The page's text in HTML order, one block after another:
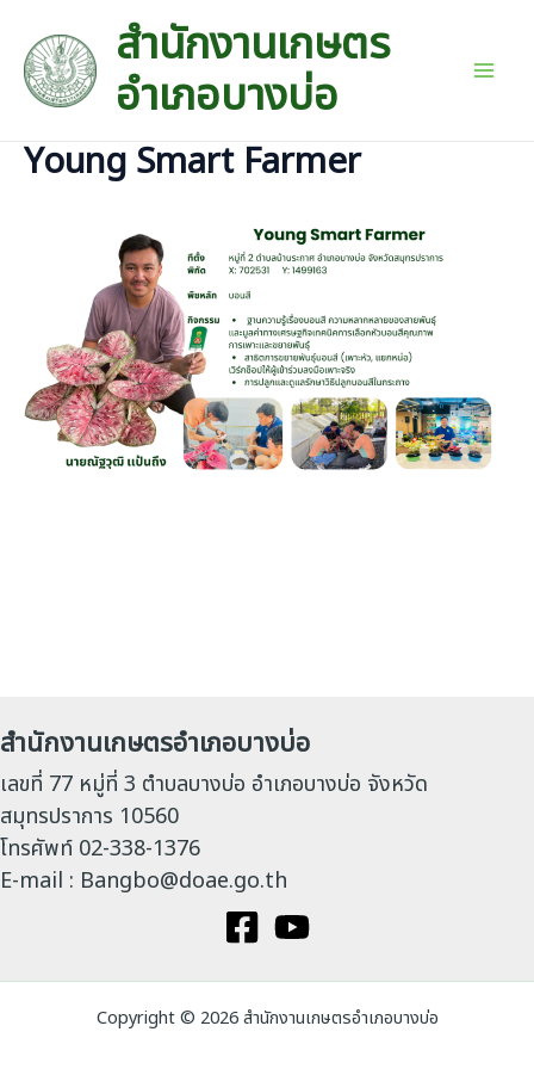
content
สำนักงานเกษตร
อำเภอบางบ่อ
Young Smart Farmer
สำนักงานเกษตรอำเภอบางบ่อ
เลขที่ 77 หมู่ที่ 3 ตำบลบางบ่อ อำเภอบางบ่อ จังหวัด
สมุทรปราการ 10560
โทรศัพท์ 02-338-1376
E-mail : Bangbo@doae.go.th
Copyright © 2026 สำนักงานเกษตรอำเภอบางบ่อ